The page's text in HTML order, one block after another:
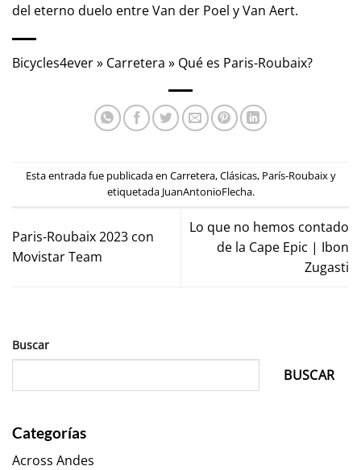
del eterno duelo entre Van der Poel y Van Aert.
Bicycles4ever» Carretera » Qué es Paris-Roubaix?
Esta entrada fue publicada en Carretera,Clásicas, París-Roubaixy
etiquetada JuanAntonioFlecha.
Paris-Roubaix 2023 con
Movistar Team
Lo que no hemos contado
de la Cape Epic | Ibon
Zugasti
Buscar
BUSCAR
Categorías
Across Andes